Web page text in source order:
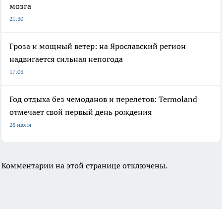
мозга
21:30
Гроза и мощный ветер: на Ярославский регион
надвигается сильная непогода
17:03
Год отдыха без чемоданов и перелетов: Termoland
отмечает свой первый день рождения
28 июля
Комментарии на этой странице отключены.